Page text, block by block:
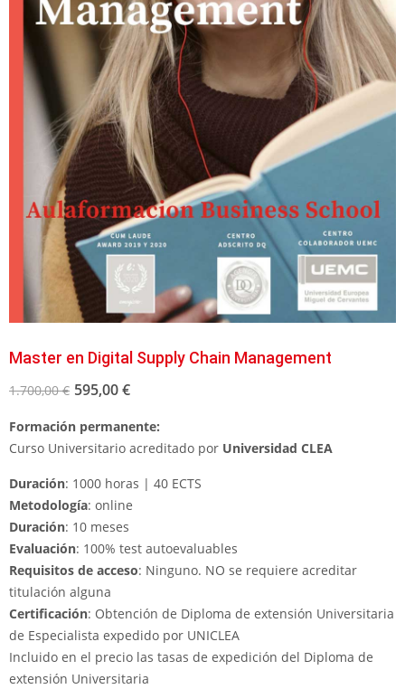
Master en Digital Supply Chain Management
1.700,00€ 595,00€
Formación permanente:
Curso Universitario acreditado por Universidad CLEA
Duración: 1000 horas | 40 ECTS
Metodología: online
Duración: 10 meses
Evaluación: 100% test autoevaluables
Requisitos de acceso: Ninguno. NO se requiere acreditar
titulación alguna
Certificación: Obtención de Diploma de extensión Universitaria
de Especialista expedido por UNICLEA
Incluido en el precio las tasas de expedición del Diploma de
extensión Universitaria